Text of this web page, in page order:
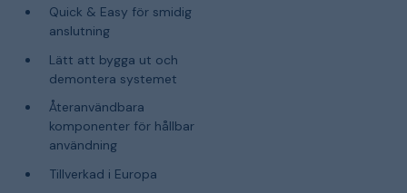
Quick & Easy för smidig
anslutning
Lätt att bygga ut och
demontera systemet
Återanvändbara
komponenter för hållbar
användning
Tillverkad i Europa